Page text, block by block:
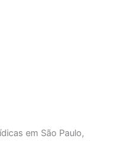
em São Paulo,